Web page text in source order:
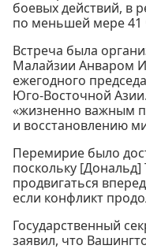
боевых действий, в
по меньшей мере 41
Встреча была
Малайзии Анваром
ежегодного
Юго-Восточной
«жизненно важным
и восстановлению
Перемирие было
поскольку [Дональд]
продвигаться
если конфликт
Государственный
заявил, что